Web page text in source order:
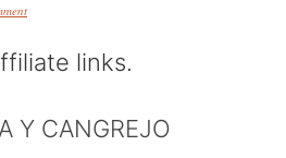
links.
Y CANGREJO